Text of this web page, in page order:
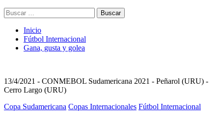
Buscar:
Inicio
Fútbol Internacional
Gana, gusta y golea
13/4/2021 - CONMEBOL Sudamericana 2021 - Peñarol (URU) -
Cerro Largo (URU)
Copa Sudamericana Copas Internacionales Fútbol Internacional